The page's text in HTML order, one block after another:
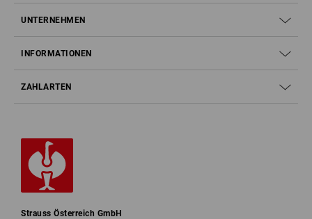
UNTERNEHMEN
INFORMATIONEN
ZAHLARTEN
Strauss Österreich GmbH